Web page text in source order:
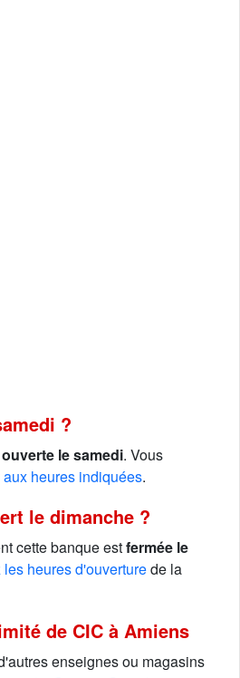
?
ouverte le samedi. Vous
aux heures indiquées.
le dimanche ?
cette banque estfermée le
heures d'ouverturede la
de CIC à Amiens
enseignes ou magasins